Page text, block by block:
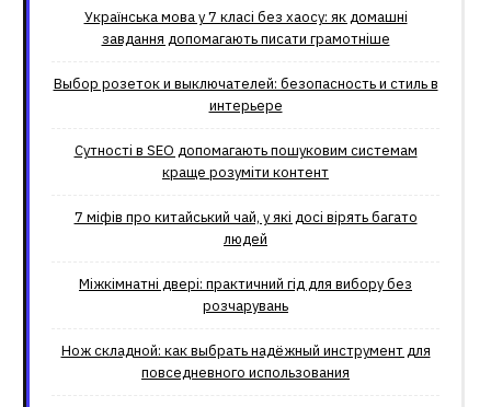
Українська мова у 7 класі без хаосу: як домашні
завдання допомагають писати грамотніше
Выбор розеток и выключателей: безопасность и стиль в
интерьере
Сутності в SEO допомагають пошуковим системам
краще розуміти контент
7 міфів про китайський чай, у які досі вірять багато
людей
Міжкімнатні двері: практичний гід для вибору без
розчарувань
Нож складной: как выбрать надёжный инструмент для
повседневного использования